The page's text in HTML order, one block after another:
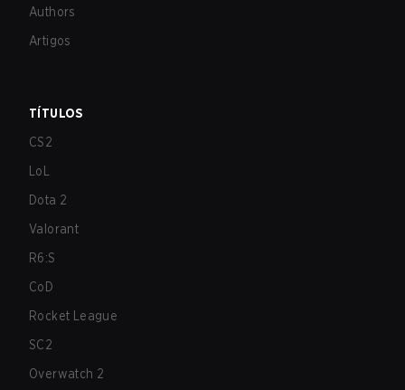
Authors
Artigos
TÍTULOS
CS2
LoL
Dota 2
Valorant
R6:S
CoD
Rocket League
SC2
Overwatch 2